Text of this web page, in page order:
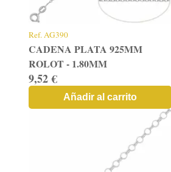
Ref.AG390
CADENA PLATA 925MM
ROLOT - 1.80MM
9,52 €
Añadir al carrito